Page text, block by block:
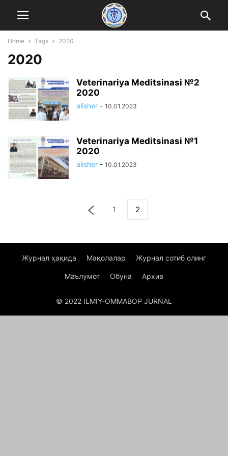
Home Tags 2020
2020
Veterinariya Meditsinasi №2
2020
alisher - 10.01.2023
Veterinariya Meditsinasi №1
2020
alisher - 10.01.2023
1 2
Журнал ҳақида Мақолалар Журнал сотиб олинг
Маълумот Обуна Архив
© 2022 ILMIY-OMMABOP JURNAL